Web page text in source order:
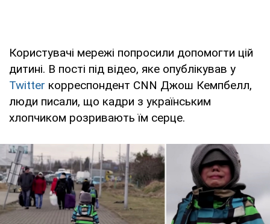
Користувачі мережі попросили допомогти цій
дитині. В пості під відео, яке опублікував у
Twitter корреспондент CNN Джош Кемпбелл,
люди писали, що кадри з українським
хлопчиком розривають їм серце.